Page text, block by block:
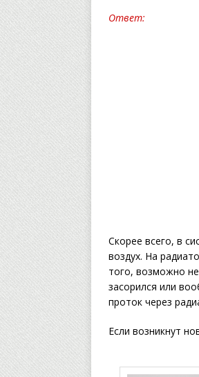
Ответ:
Скорее всего, в
воздух. На
того, возможно
засорился или
проток через
Если возникнут